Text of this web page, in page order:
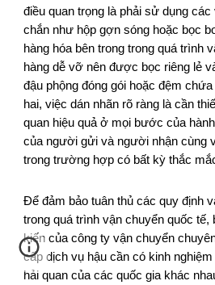
điều quan trọng là phải sử dụng các
chắn như hộp gợn sóng hoặc bọc
hàng hóa bên trong trong quá trình
hàng dễ vỡ nên được bọc riêng lẻ
đậu phộng đóng gói hoặc đệm
hai, việc dán nhãn rõ ràng là cần
quan hiệu quả ở mọi bước của
của người gửi và người nhận cùng
trong trường hợp có bất kỳ thắc
Để đảm bảo tuân thủ các quy định
trong quá trình vận chuyển quốc tế,
kiến của công ty vận chuyển
cấp dịch vụ hậu cần có kinh
hải quan của các quốc gia khác